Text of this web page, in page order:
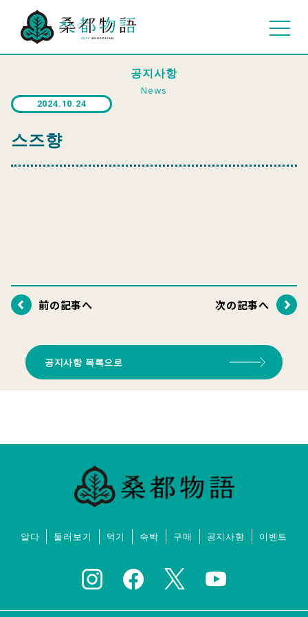
공지사항
News
2024.10.24
스즈향
前の記事へ 次の記事へ
공지사항 목록으로
알다 둘러보기 먹기 숙박 구매 공지사항 이벤트